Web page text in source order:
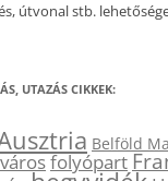
útvonal stb.
UTAZÁS CIKKEK:
Belföld
folyópart